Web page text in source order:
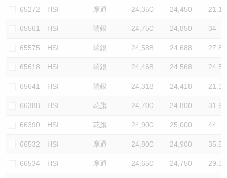
65272 HSI 摩通 24,350 24,450 21.1
65561 HSI 瑞銀 24,750 24,850 34
65575 HSI 瑞銀 24,588 24,688 27.8
65618 HSI 瑞銀 24,468 24,568 24.5
65641 HSI 瑞銀 24,318 24,418 21.3
66388 HSI 花旗 24,700 24,800 31.9
66390 HSI 花旗 24,900 25,000 44
66532 HSI 摩通 24,800 24,900 35.5
66534 HSI 摩通 24,650 24,750 29.3